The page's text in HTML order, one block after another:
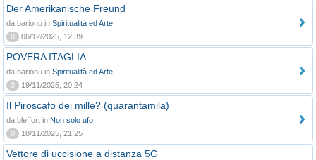
Der Amerikanische Freund
da barionu in Spiritualità ed Arte
0
06/12/2025, 12:39
POVERA ITAGLIA
da barionu in Spiritualità ed Arte
0
19/11/2025, 20:24
Il Piroscafo dei mille? (quarantamila)
da bleffort in Non solo ufo
0
18/11/2025, 21:25
Vettore di uccisione a distanza 5G